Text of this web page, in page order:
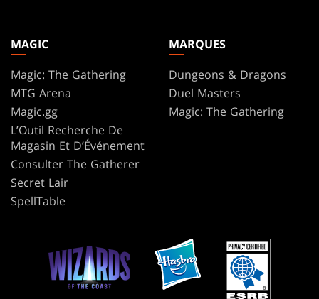
MAGIC
Magic: The Gathering
MTG Arena
Magic.gg
L’Outil Recherche De
Magasin Et D’Événement
Consulter The Gatherer
Secret Lair
SpellTable
MARQUES
Dungeons & Dragons
Duel Masters
Magic: The Gathering